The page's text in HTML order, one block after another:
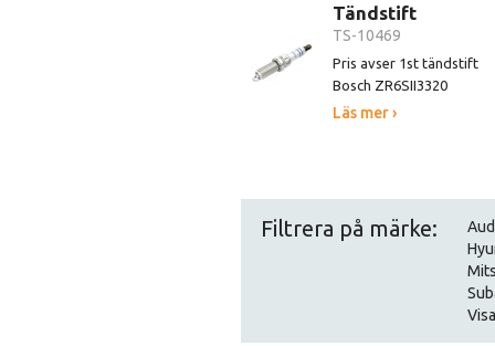
Tändstift
TS-10469
Pris avser 1st tändstift
Bosch ZR6SII3320
Läs mer ›
Filtrera på märke: